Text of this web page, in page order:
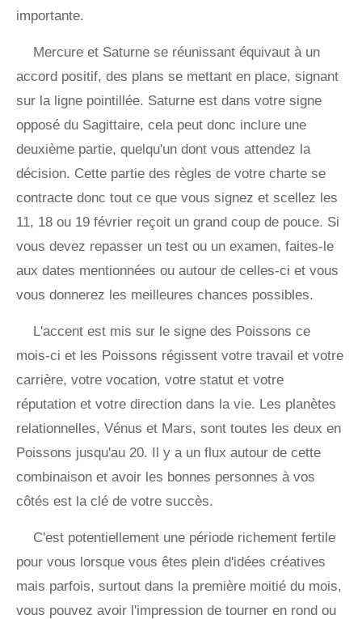
importante.
Mercure et Saturne se réunissant équivaut à un
accord positif, des plans se mettant en place, signant
sur la ligne pointillée. Saturne est dans votre signe
opposé du Sagittaire, cela peut donc inclure une
deuxième partie, quelqu'un dont vous attendez la
décision. Cette partie des règles de votre charte se
contracte donc tout ce que vous signez et scellez les
11, 18 ou 19 février reçoit un grand coup de pouce. Si
vous devez repasser un test ou un examen, faites-le
aux dates mentionnées ou autour de celles-ci et vous
vous donnerez les meilleures chances possibles.
L'accent est mis sur le signe des Poissons ce
mois-ci et les Poissons régissent votre travail et votre
carrière, votre vocation, votre statut et votre
réputation et votre direction dans la vie. Les planètes
relationnelles, Vénus et Mars, sont toutes les deux en
Poissons jusqu'au 20. Il y a un flux autour de cette
combinaison et avoir les bonnes personnes à vos
côtés est la clé de votre succès.
C'est potentiellement une période richement fertile
pour vous lorsque vous êtes plein d'idées créatives
mais parfois, surtout dans la première moitié du mois,
vous pouvez avoir l'impression de tourner en rond ou